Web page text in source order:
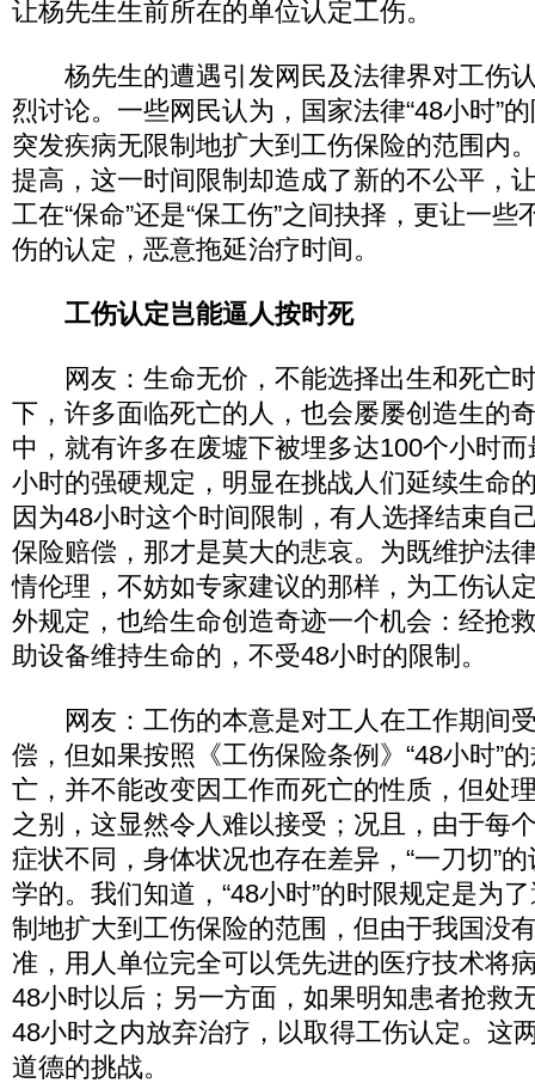
让杨先生生前所在的单位认定工伤。
杨先生的遭遇引发网民及法律界对工伤认
烈讨论。一些网民认为，国家法律“48小时”
突发疾病无限制地扩大到工伤保险的范围内
提高，这一时间限制却造成了新的不公平，
工在“保命”还是“保工伤”之间抉择，更让一
伤的认定，恶意拖延治疗时间。
工伤认定岂能逼人按时死
网友：生命无价，不能选择出生和死亡
下，许多面临死亡的人，也会屡屡创造生的
中，就有许多在废墟下被埋多达100个小时
小时的强硬规定，明显在挑战人们延续生命
因为48小时这个时间限制，有人选择结束自
保险赔偿，那才是莫大的悲哀。为既维护法
情伦理，不妨如专家建议的那样，为工伤认
外规定，也给生命创造奇迹一个机会：经抢
助设备维持生命的，不受48小时的限制。
网友：工伤的本意是对工人在工作期间
偿，但如果按照《工伤保险条例》“48小时”
亡，并不能改变因工作而死亡的性质，但处
之别，这显然令人难以接受；况且，由于每
症状不同，身体状况也存在差异，“一刀切”
学的。我们知道，“48小时”的时限规定是为
制地扩大到工伤保险的范围，但由于我国没
准，用人单位完全可以凭先进的医疗技术将
48小时以后；另一方面，如果明知患者抢救
48小时之内放弃治疗，以取得工伤认定。这
道德的挑战。